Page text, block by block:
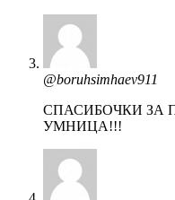
@boruhsimhaev911
СПАСИБОЧКИ ЗА
УМНИЦА!!!